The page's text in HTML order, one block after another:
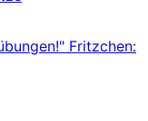
Fritzchen: